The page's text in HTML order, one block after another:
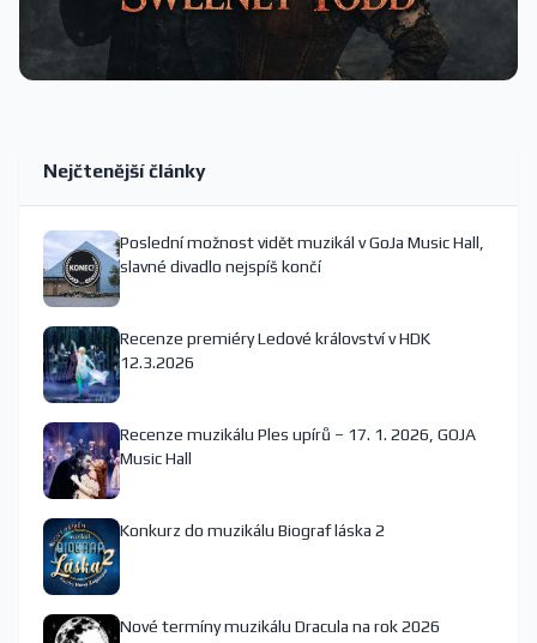
Nejčtenější články
Poslední možnost vidět muzikál v GoJa Music Hall,
slavné divadlo nejspíš končí
Recenze premiéry Ledové království v HDK
12.3.2026
Recenze muzikálu Ples upírů – 17. 1. 2026, GOJA
Music Hall
Konkurz do muzikálu Biograf láska 2
Nové termíny muzikálu Dracula na rok 2026